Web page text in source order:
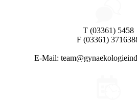
T (03361) 5458
F (03361)
E-Mail: